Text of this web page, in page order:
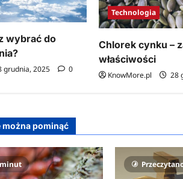
wybrać do
grudnia, 2025 0
Technologia
Chlorek cynku –
właściwości
KnowMore.pl 28
pominąć
minut